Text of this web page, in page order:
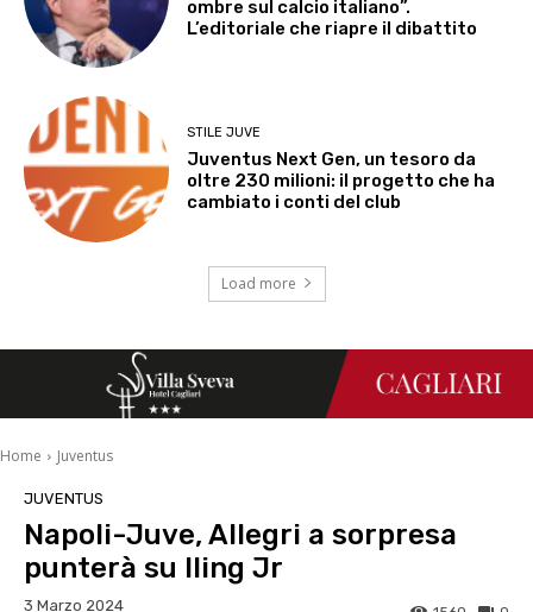
ombre sul calcio italiano”.
L’editoriale che riapre il dibattito
STILE JUVE
Juventus Next Gen, un tesoro da
oltre 230 milioni: il progetto che ha
cambiato i conti del club
Load more